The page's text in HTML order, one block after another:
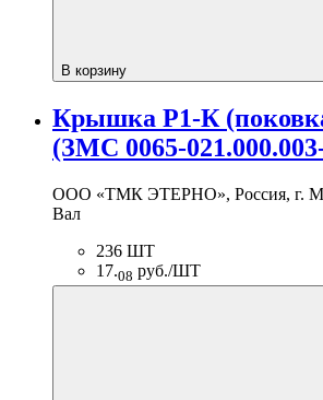
В корзину
Крышка Р1-К
(ЗМС 0065-
ООО «ТМК ЭТЕРНО», Россия, г.
Вал
236 ШТ
17.08 руб./ШТ